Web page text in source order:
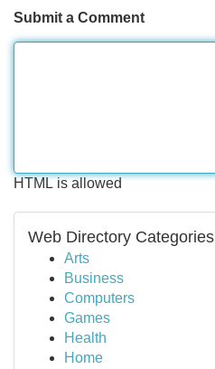
Submit a Comment
HTML is allowed
Web Directory Categories
Arts
Business
Computers
Games
Health
Home